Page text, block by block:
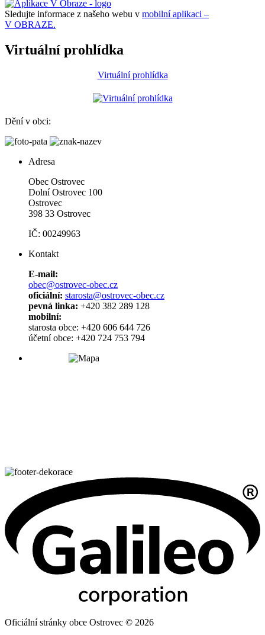
Sledujte informace z našeho webu v mobilní aplikaci –
V OBRAZE.
Virtuální prohlídka
Virtuální prohlídka
Dění v obci:
Adresa
Obec Ostrovec
Dolní Ostrovec 100
Ostrovec
398 33 Ostrovec
IČ: 00249963
Kontakt
E-mail:
obec@ostrovec-obec.cz
oficiální: starosta@ostrovec-obec.cz
pevná linka: +420 382 289 128
mobilní:
starosta obce: +420 606 644 726
účetní obce: +420 724 753 794
Oficiální stránky obce Ostrovec © 2026